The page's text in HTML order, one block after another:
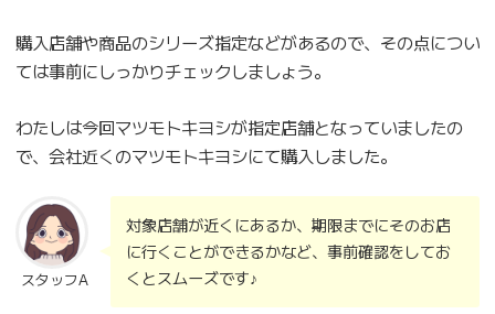
購入店舗や商品のシリーズ指定などがあるので、その点につい
ては事前にしっかりチェックしましょう。
わたしは今回マツモトキヨシが指定店舗となっていましたの
で、会社近くのマツモトキヨシにて購入しました。
スタッフA
対象店舗が近くにあるか、期限までにそのお店
に行くことができるかなど、事前確認をしてお
くとスムーズです♪